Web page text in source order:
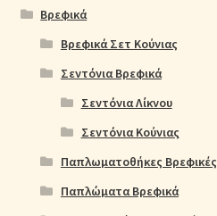
Βρεφικά
Βρεφικά Σετ Κούνιας
Σεντόνια Βρεφικά
Σεντόνια Λίκνου
Σεντόνια Κούνιας
Παπλωματοθήκες Βρεφικές
Παπλώματα Βρεφικά